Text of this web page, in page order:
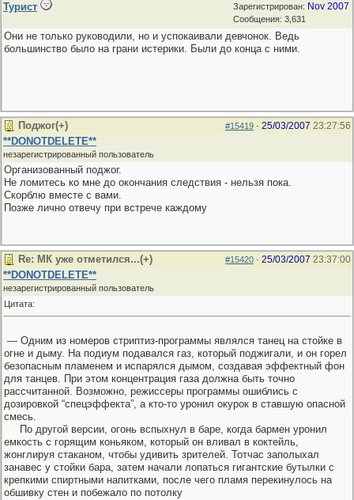
Зарегистрирован: Nov 2007
Сообщения: 3,631
Турист
Они не только руководили, но и успокаивали девчонок. Ведь
большинство было на грани истерики. Были до конца с ними.
#15419 - 25/03/2007 23:27:56
Поджог(+)
**DONOTDELETE**
незарегистрированный пользователь
Организованный поджог.
Не ломитесь ко мне до окончания следствия - нельзя пока.
Скорблю вместе с вами.
Позже лично отвечу при встрече каждому
#15420 - 25/03/2007 23:37:00
Re: МК уже отметился...(+)
**DONOTDELETE**
незарегистрированный пользователь
Цитата:
— Одним из номеров стриптиз-программы являлся танец на стойке в
огне и дыму. На подиум подавался газ, который поджигали, и он горел
безопасным пламенем и испарялся дымом, создавая эффектный фон
для танцев. При этом концентрация газа должна быть точно
рассчитанной. Возможно, режиссеры программы ошиблись с
дозировкой “спецэффекта”, а кто-то уронил окурок в ставшую опасной
смесь.
По другой версии, огонь вспыхнул в баре, когда бармен уронил
емкость с горящим коньяком, который он вливал в коктейль,
жонглируя стаканом, чтобы удивить зрителей. Тотчас заполыхал
занавес у стойки бара, затем начали лопаться гигантские бутылки с
крепкими спиртными напитками, после чего пламя перекинулось на
обшивку стен и побежало по потолку